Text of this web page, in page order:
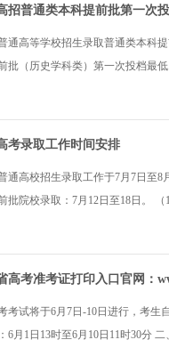
招普通类本科提前批第一次
通高等学校招生录取普通类本科
批（历史学科类）第一次投档最
考录取工作时间安排
通高校招生录取工作于7月7日至
批院校录取：7月12日至18日。 （
高考准考证打印入口官网：
考试将于6月7日-10日进行，考
6月1日13时至6月10日11时30分 二